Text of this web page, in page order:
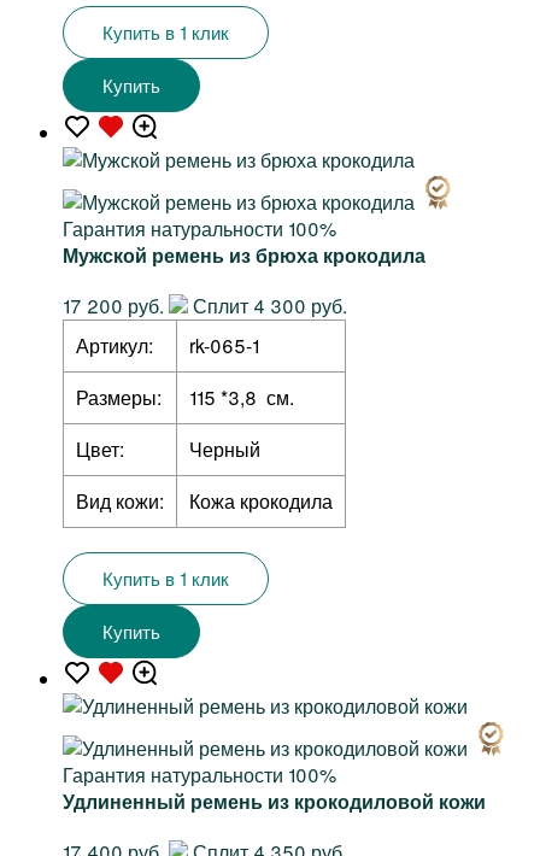
Купить в 1 клик
Купить
Гарантия натуральности 100%
Мужской ремень из брюха крокодила
17 200 руб.
Сплит 4 300 руб.
Артикул:
rk-065-1
Размеры:
115 *3,8 см.
Цвет:
Черный
Вид кожи:
Кожа крокодила
Купить в 1 клик
Купить
Гарантия натуральности 100%
Удлиненный ремень из крокодиловой кожи